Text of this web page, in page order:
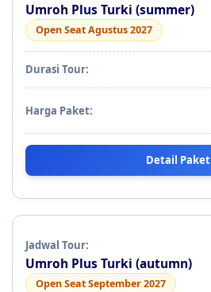
Umroh Plus Turki (summer)
Open Seat Agustus 2027
Detail Paket
Umroh Plus Turki (autumn)
Open Seat September 2027